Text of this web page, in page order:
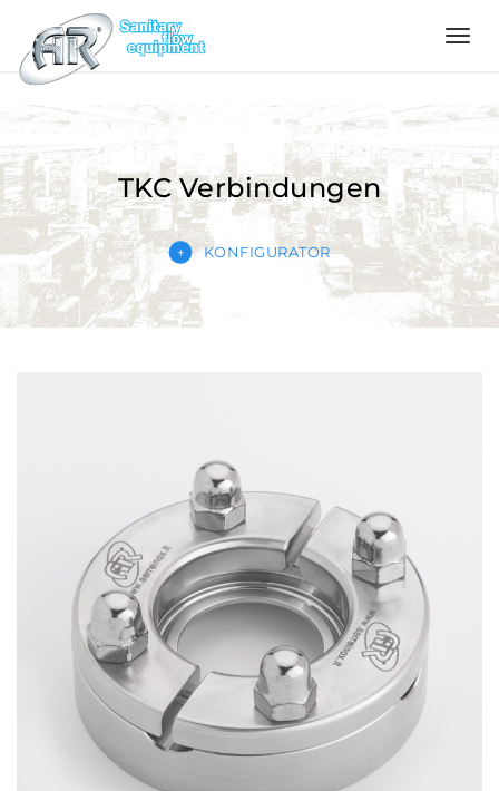
Language
Home
Über
uns
Produkte
Vertriebspartner
Kontakt
TKC Verbindungen
KONFIGURATOR